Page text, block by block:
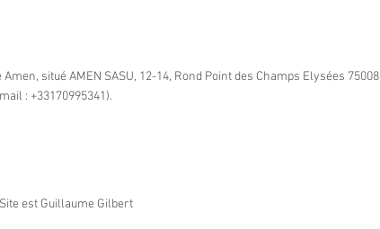
situé AMEN SASU, 12-14, Rond Point des Champs Elysées 75008
: +33170995341).
est Guillaume Gilbert